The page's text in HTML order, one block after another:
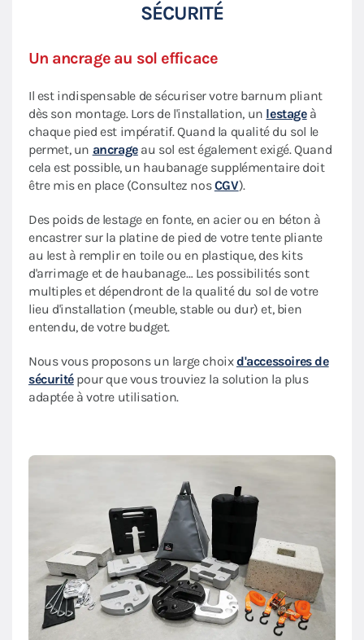
SÉCURITÉ
Un ancrage au sol efficace
Il est indispensable de sécuriser votre barnum pliant
dès son montage. Lors de l'installation, un lestageà
chaque pied est impératif. Quand la qualité du sol le
permet, un ancrageau sol est également exigé. Quand
cela est possible, un haubanage supplémentaire doit
être mis en place (Consultez nosCGV).
Des poids de lestage en fonte, en acier ou en béton à
encastrer sur la platine de pied de votre tente pliante
au lest à remplir en toile ou en plastique, des kits
d'arrimage et de haubanage… Les possibilités sont
multiples et dépendront de la qualité du sol de votre
lieu d'installation (meuble, stable ou dur) et, bien
entendu, de votre budget.
Nous vous proposons un large choixd'accessoires de
sécuritépour que vous trouviez la solution la plus
adaptée à votre utilisation.